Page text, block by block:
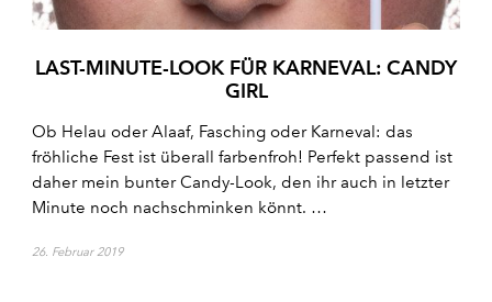
LAST-MINUTE-LOOK FÜR KARNEVAL: CANDY
GIRL
Ob Helau oder Alaaf, Fasching oder Karneval: das
fröhliche Fest ist überall farbenfroh! Perfekt passend ist
daher mein bunter Candy-Look, den ihr auch in letzter
Minute noch nachschminken könnt. …
26. Februar 2019